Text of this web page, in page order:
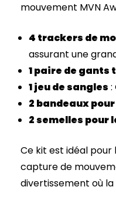
mouvement MVN
4 trackers de
assurant une
1 paire de gants
1 jeu de sangles :
2 bandeaux
2 semelles pour
Ce kit est idéal
capture de
divertissement où